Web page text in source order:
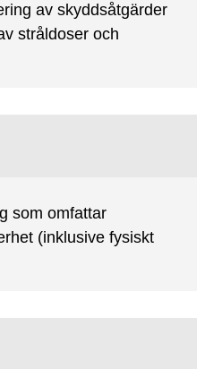
av skyddsåtgärder
stråldoser och
som omfattar
(inklusive fysiskt